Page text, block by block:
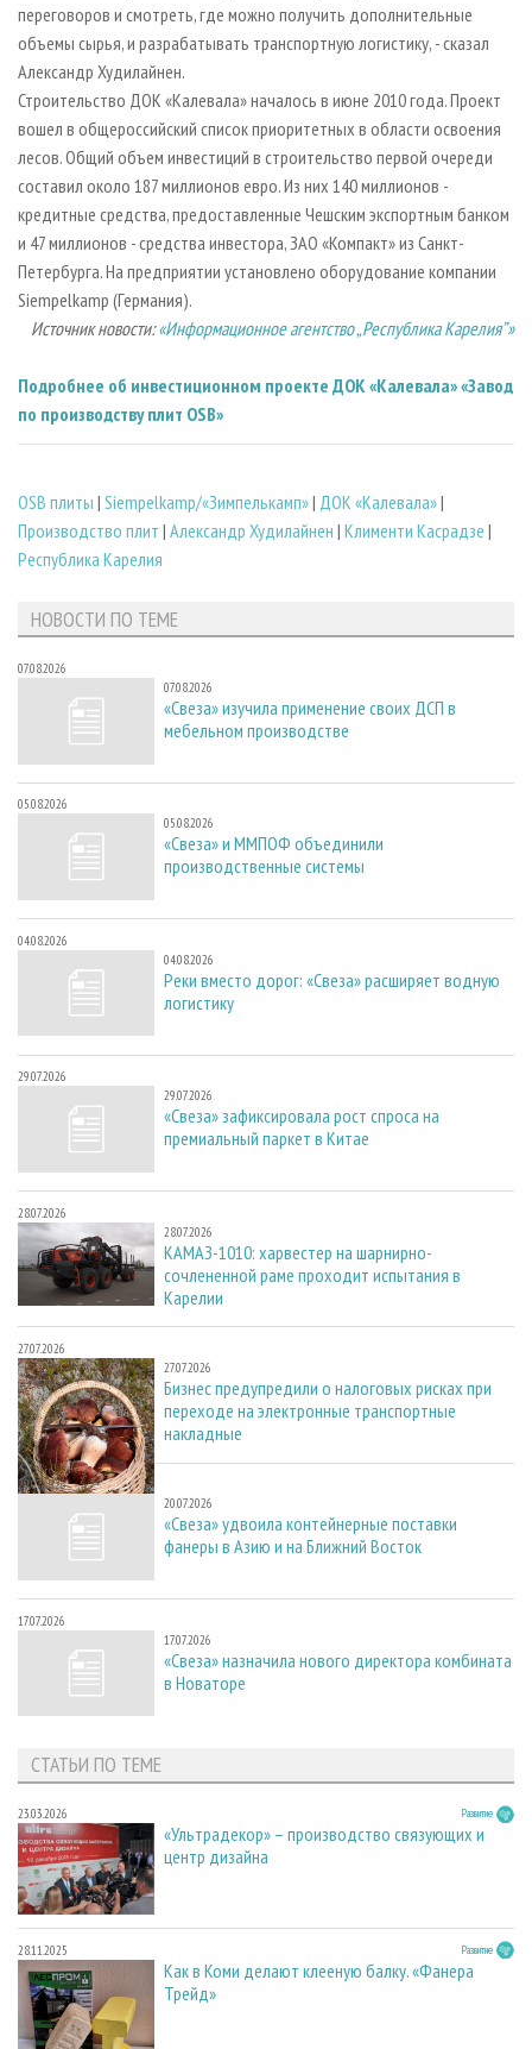
переговоров и смотреть, где можно получить дополнительные
объемы сырья, и разрабатывать транспортную логистику, - сказал
Александр Худилайнен.
Строительство ДОК «Калевала» началось в июне 2010 года. Проект
вошел в общероссийский список приоритетных в области освоения
лесов. Общий объем инвестиций в строительство первой очереди
составил около 187 миллионов евро. Из них 140 миллионов -
кредитные средства, предоставленные Чешским экспортным банком
и 47 миллионов - средства инвестора, ЗАО «Компакт» из Санкт-
Петербурга. На предприятии установлено оборудование компании
Siempelkamp (Германия).
Источник новости:«Информационное агентство „Республика Карелия”»
Подробнее об инвестиционном проекте ДОК «Калевала» «Завод
по производству плит OSB»
OSB плиты | Siempelkamp/«Зимпелькамп»| ДОК «Калевала»|
Производство плит | Александр Худилайнен | Клименти Касрадзе |
Республика Карелия
НОВОСТИ ПО ТЕМЕ
07.08.2026
07.08.2026
«Свеза» изучила применение своих ДСП в
мебельном производстве
05.08.2026
05.08.2026
«Свеза» и ММПОФ объединили
производственные системы
04.08.2026
04.08.2026
Реки вместо дорог: «Свеза» расширяет водную
логистику
29.07.2026
29.07.2026
«Свеза» зафиксировала рост спроса на
премиальный паркет в Китае
28.07.2026
28.07.2026
КАМАЗ-1010: харвестер на шарнирно-
сочлененной раме проходит испытания в
Карелии
27.07.2026
27.07.2026
Бизнес предупредили о налоговых рисках при
переходе на электронные транспортные
накладные
20.07.2026
20.07.2026
«Свеза» удвоила контейнерные поставки
фанеры в Азию и на Ближний Восток
17.07.2026
17.07.2026
«Свеза» назначила нового директора комбината
в Новаторе
СТАТЬИ ПО ТЕМЕ
23.03.2026 Развитие
«Ультрадекор» – производство связующих и
центр дизайна
28.11.2025 Развитие
Как в Коми делают клееную балку. «Фанера
Трейд»